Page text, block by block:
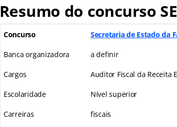
Resumo do concurso
Concurso Secretaria de Estado da
Banca organizadora a definir
Cargos Auditor Fiscal da Receita
Escolaridade Nível superior
Carreiras fiscais